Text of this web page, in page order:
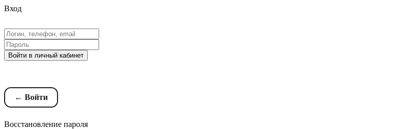
Вход
Войти в личный кабинет
← Войти
Восстановление пароля